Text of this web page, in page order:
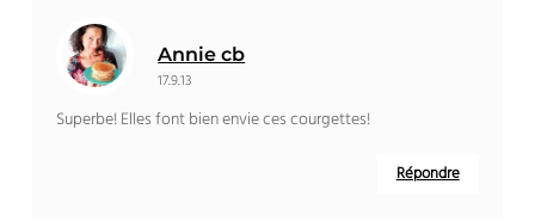
Annie cb
17.9.13
Superbe! Elles font bien envie ces courgettes!
Répondre